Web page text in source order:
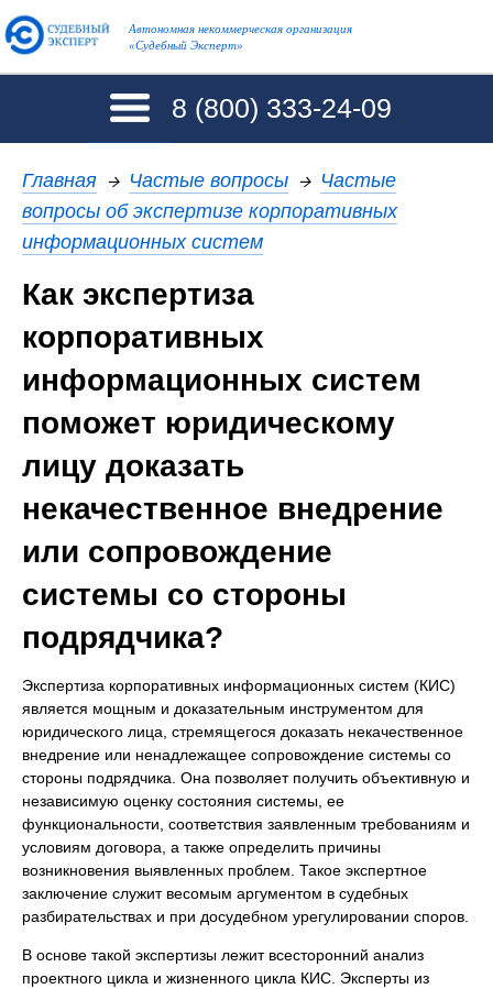
Автономная некоммерческая организация
«Судебный Эксперт»
8 (800) 333-24-09
Главная → Частые вопросы → Частые
вопросы об экспертизе корпоративных
информационных систем
Как экспертиза
корпоративных
информационных систем
поможет юридическому
лицу доказать
некачественное внедрение
или сопровождение
системы со стороны
подрядчика?
Экспертиза корпоративных информационных систем (КИС)
является мощным и доказательным инструментом для
юридического лица, стремящегося доказать некачественное
внедрение или ненадлежащее сопровождение системы со
стороны подрядчика. Она позволяет получить объективную и
независимую оценку состояния системы, ее
функциональности, соответствия заявленным требованиям и
условиям договора, а также определить причины
возникновения выявленных проблем. Такое экспертное
заключение служит весомым аргументом в судебных
разбирательствах и при досудебном урегулировании споров.
В основе такой экспертизы лежит всесторонний анализ
проектного цикла и жизненного цикла КИС. Эксперты из